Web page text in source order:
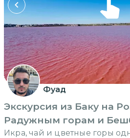
Фуад
Экскурсия из Баку на
Радужным горам и
Икра, чай и цветные горы